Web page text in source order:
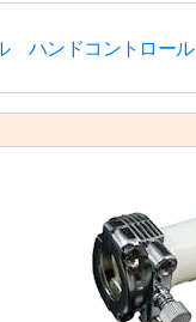
ハンドコントロール